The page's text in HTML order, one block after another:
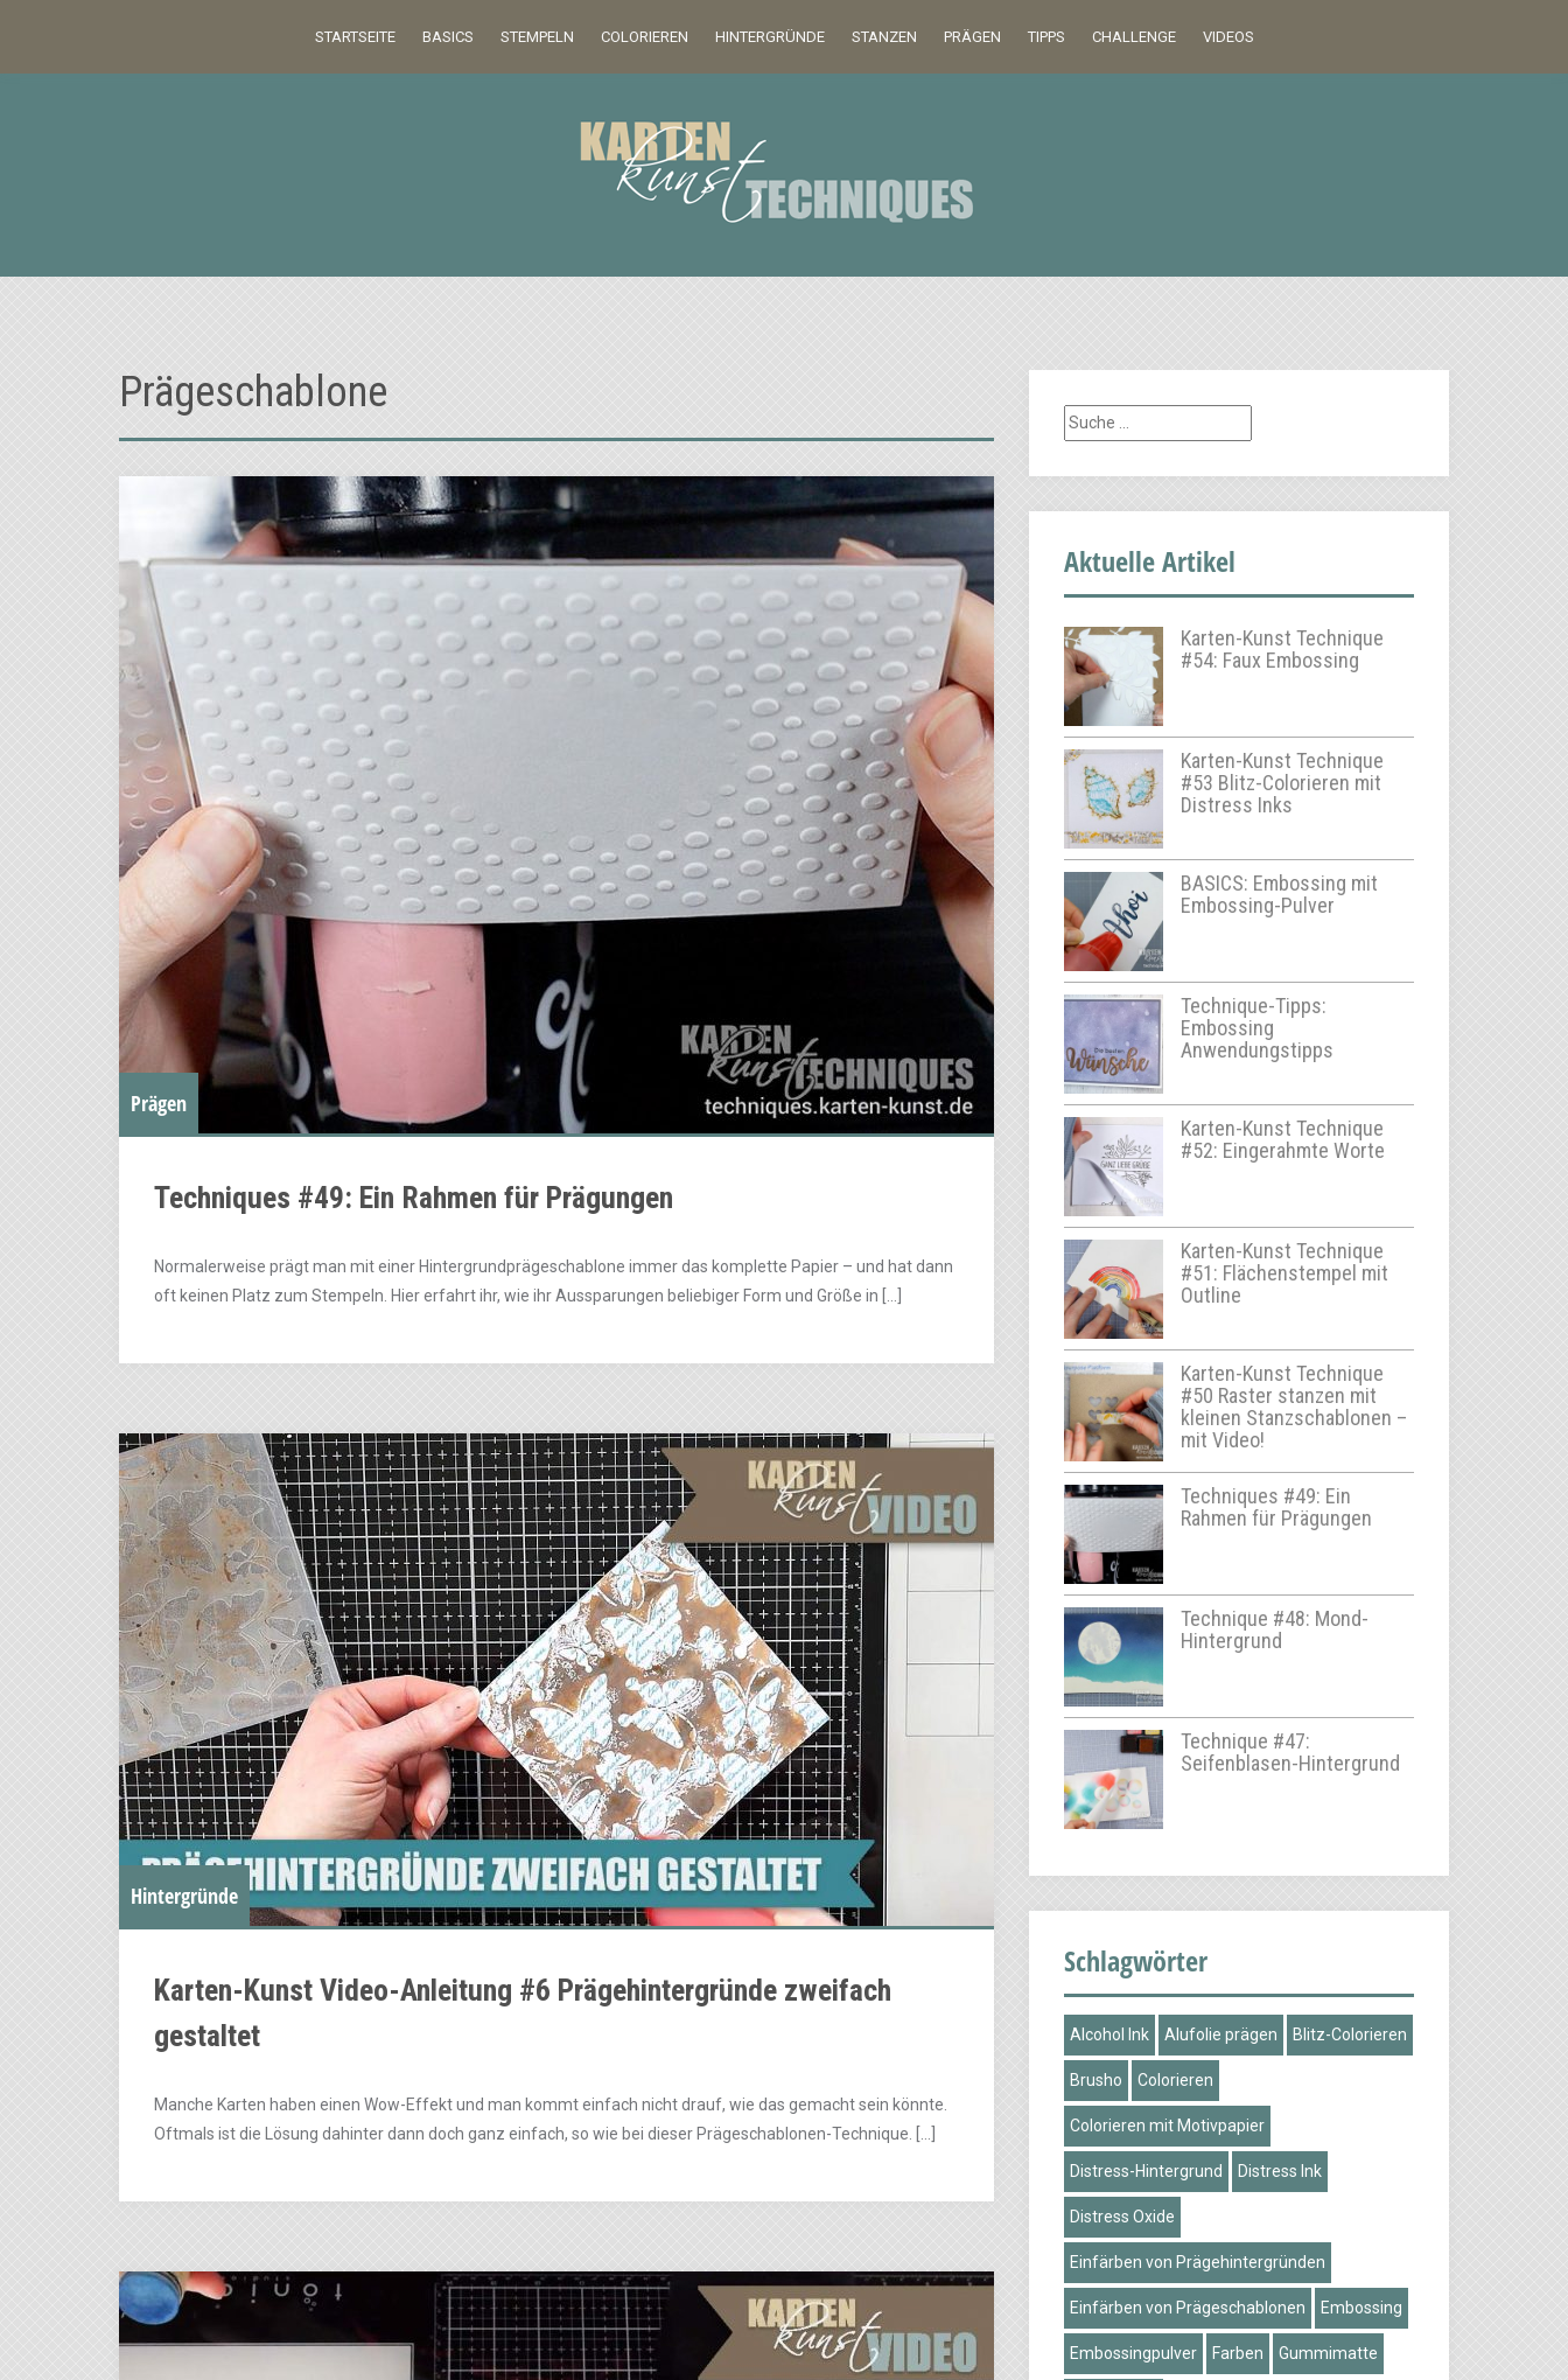
content
STARTSEITE BASICS STEMPELN COLORIEREN HINTERGRÜNDE STANZEN PRÄGEN TIPPS CHALLENGE VIDEOS
Prägeschablone
Prägen
Techniques #49: Ein Rahmen für Prägungen
Normalerweise prägt man mit einer Hintergrundprägeschablone immer das komplette Papier – und hat dann
oft keinen Platz zum Stempeln. Hier erfahrt ihr, wie ihr Aussparungen beliebiger Form und Größe in […]
Hintergründe
Karten-Kunst Video-Anleitung #6 Prägehintergründe zweifach
gestaltet
Manche Karten haben einen Wow-Effekt und man kommt einfach nicht drauf, wie das gemacht sein könnte.
Oftmals ist die Lösung dahinter dann doch ganz einfach, so wie bei dieser Prägeschablonen-Technique. […]
Suche
nach:
Aktuelle Artikel
Karten-Kunst Technique
#54: Faux Embossing
Karten-Kunst Technique
#53 Blitz-Colorieren mit
Distress Inks
BASICS: Embossing mit
Embossing-Pulver
Technique-Tipps:
Embossing
Anwendungstipps
Karten-Kunst Technique
#52: Eingerahmte Worte
Karten-Kunst Technique
#51: Flächenstempel mit
Outline
Karten-Kunst Technique
#50 Raster stanzen mit
kleinen Stanzschablonen –
mit Video!
Techniques #49: Ein
Rahmen für Prägungen
Technique #48: Mond-
Hintergrund
Technique #47:
Seifenblasen-Hintergrund
Schlagwörter
Alcohol Ink Alufolie prägen Blitz-Colorieren
Brusho Colorieren
Colorieren mit Motivpapier
Distress-Hintergrund Distress Ink
Distress Oxide
Einfärben von Prägehintergründen
Einfärben von Prägeschablonen Embossing
Embossingpulver Farben Gummimatte